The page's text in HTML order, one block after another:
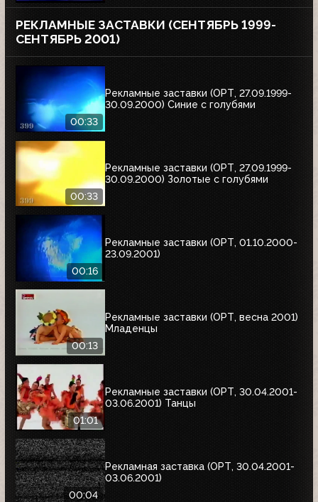
РЕКЛАМНЫЕ ЗАСТАВКИ (СЕНТЯБРЬ 1999-
СЕНТЯБРЬ 2001)
00:33
Рекламные заставки (ОРТ, 27.09.1999-
30.09.2000) Синие с голубями
00:33
Рекламные заставки (ОРТ, 27.09.1999-
30.09.2000) Золотые с голубями
00:16
Рекламные заставки (ОРТ, 01.10.2000-
23.09.2001)
00:13
Рекламные заставки (ОРТ, весна 2001)
Младенцы
01:01
Рекламные заставки (ОРТ, 30.04.2001-
03.06.2001) Танцы
00:04
Рекламная заставка (ОРТ, 30.04.2001-
03.06.2001)